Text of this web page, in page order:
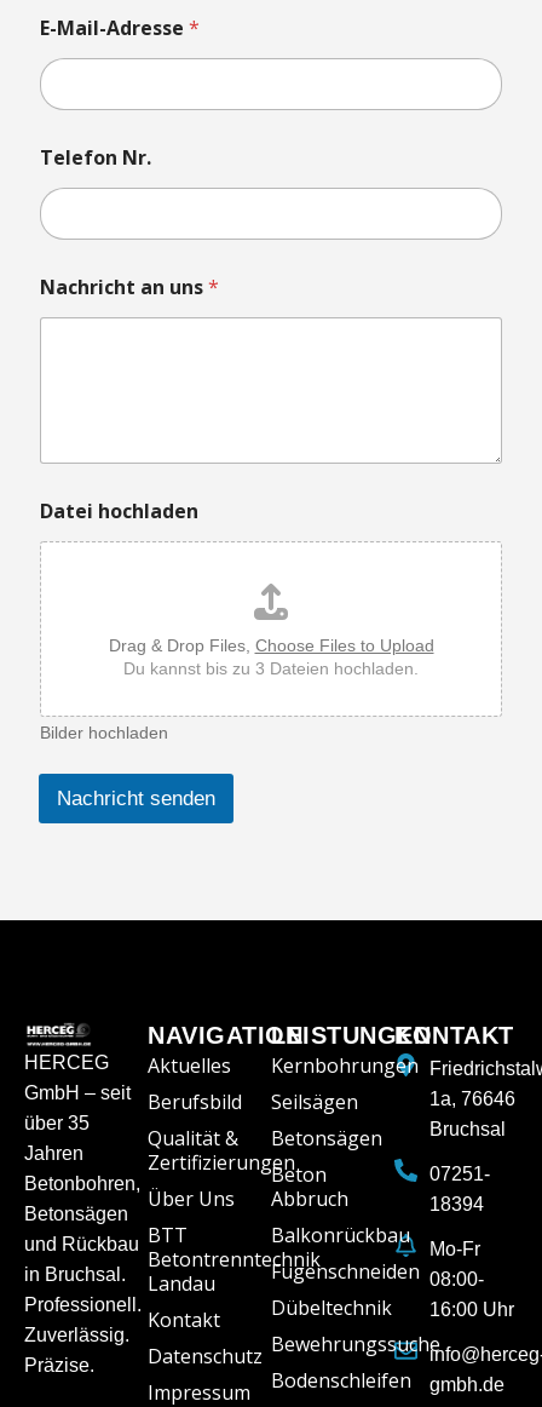
E-Mail-Adresse *
Telefon Nr.
n
s
e
Nachricht an uns*
Datei hochladen
Drag & Drop Files, Choose Files to Upload
Du kannst bis zu 3 Dateien hochladen.
Bilder hochladen
Nachricht senden
HERCEG
GmbH – seit
über 35
Jahren
Betonbohren,
Betonsägen
und Rückbau
in Bruchsal.
Professionell.
Zuverlässig.
Präzise.
NAVIGATION
Aktuelles
Berufsbild
Qualität &
Zertifizierungen
Über Uns
BTT
Betontrenntechnik
Landau
Kontakt
Datenschutz
Impressum
LEISTUNGEN
Kernbohrungen
Seilsägen
Betonsägen
Beton
Abbruch
Balkonrückbau
Fugenschneiden
Dübeltechnik
Bewehrungssuche
Bodenschleifen
KONTAKT
1a, 76646
Bruchsal
07251-
18394
Mo-Fr
08:00-
16:00 Uhr
gmbh.de